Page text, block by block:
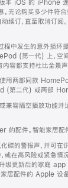
本 iOS 的 iPhone 连
无论购买多少件符
续订，直至取消订阅
中发生的意外损坏提
(第一代) 上，空
容都支持杜比全景声
用两部同款
(第二代) 或两部
容隔空播放功能并
配件。智能家居配
碳的警报声，并可在
或在高风险或紧急情
级更新后的家庭 app
居配件的 Apple 设